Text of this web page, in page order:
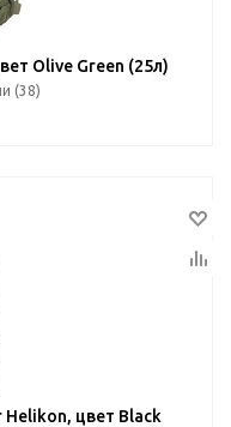
Olive Green (25л)
(38)
Helikon, цвет Black